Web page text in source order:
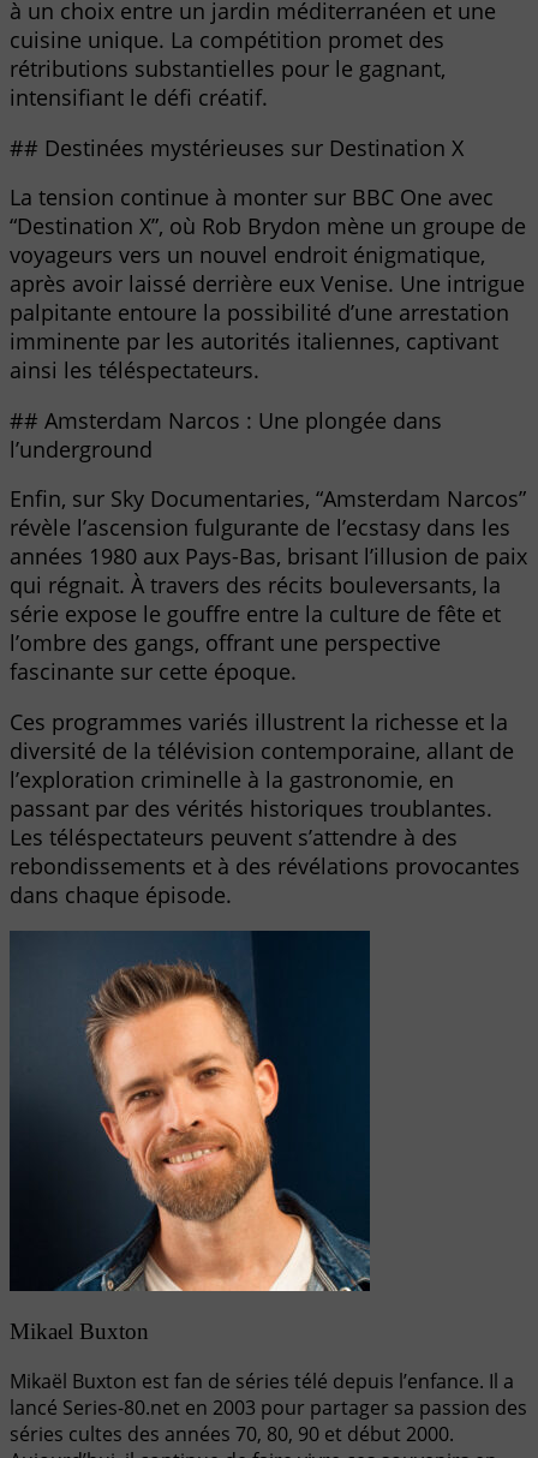
à un choix entre un jardin méditerranéen et une
cuisine unique. La compétition promet des
rétributions substantielles pour le gagnant,
intensifiant le défi créatif.
## Destinées mystérieuses sur Destination X
La tension continue à monter sur BBC One avec
“Destination X”, où Rob Brydon mène un groupe de
voyageurs vers un nouvel endroit énigmatique,
après avoir laissé derrière eux Venise. Une intrigue
palpitante entoure la possibilité d’une arrestation
imminente par les autorités italiennes, captivant
ainsi les téléspectateurs.
## Amsterdam Narcos : Une plongée dans
l’underground
Enfin, sur Sky Documentaries, “Amsterdam Narcos”
révèle l’ascension fulgurante de l’ecstasy dans les
années 1980 aux Pays-Bas, brisant l’illusion de paix
qui régnait. À travers des récits bouleversants, la
série expose le gouffre entre la culture de fête et
l’ombre des gangs, offrant une perspective
fascinante sur cette époque.
Ces programmes variés illustrent la richesse et la
diversité de la télévision contemporaine, allant de
l’exploration criminelle à la gastronomie, en
passant par des vérités historiques troublantes.
Les téléspectateurs peuvent s’attendre à des
rebondissements et à des révélations provocantes
dans chaque épisode.
Mikael Buxton
Mikaël Buxton est fan de séries télé depuis l’enfance. Il a
lancé Series-80.net en 2003 pour partager sa passion des
séries cultes des années 70, 80, 90 et début 2000.